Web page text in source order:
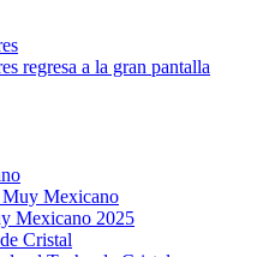
regresa a la gran pantalla
Mexicano
Mexicano 2025
Cristal